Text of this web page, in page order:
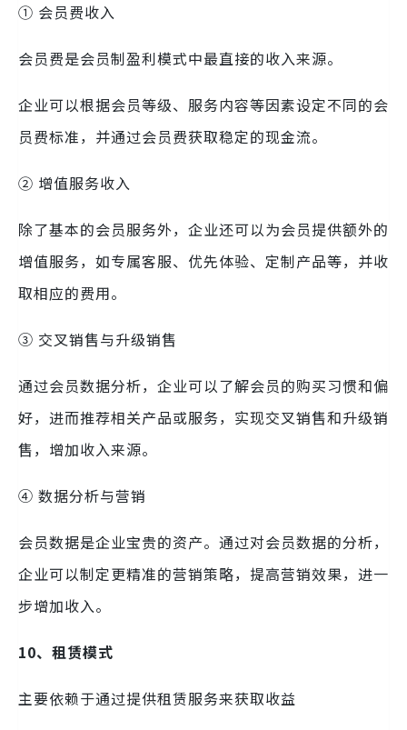
① 会员费收入
会员费是会员制盈利模式中最直接的收入来源。
企业可以根据会员等级、服务内容等因素设定不同的会
员费标准，并通过会员费获取稳定的现金流。
② 增值服务收入
除了基本的会员服务外，企业还可以为会员提供额外的
增值服务，如专属客服、优先体验、定制产品等，并收
取相应的费用。
③ 交叉销售与升级销售
通过会员数据分析，企业可以了解会员的购买习惯和偏
好，进而推荐相关产品或服务，实现交叉销售和升级销
售，增加收入来源。
④ 数据分析与营销
会员数据是企业宝贵的资产。通过对会员数据的分析，
企业可以制定更精准的营销策略，提高营销效果，进一
步增加收入。
10、租赁模式
主要依赖于通过提供租赁服务来获取收益